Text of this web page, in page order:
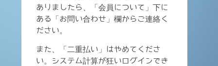
ありましたら、「会員について」下に
ある「お問い合わせ」欄からご連絡く
ださい。
また、「二重払い」はやめてくださ
い。システム計算が狂いログインでき